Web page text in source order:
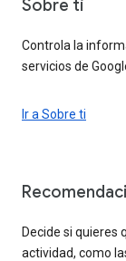
Sobre ti
Controla la
servicios de
Ir a Sobre ti
Decide si quieres
actividad, como